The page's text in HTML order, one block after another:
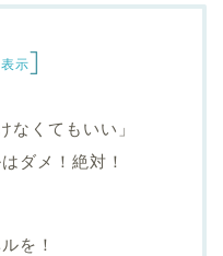
示]
なくてもいい」
ダメ！絶対！
を！